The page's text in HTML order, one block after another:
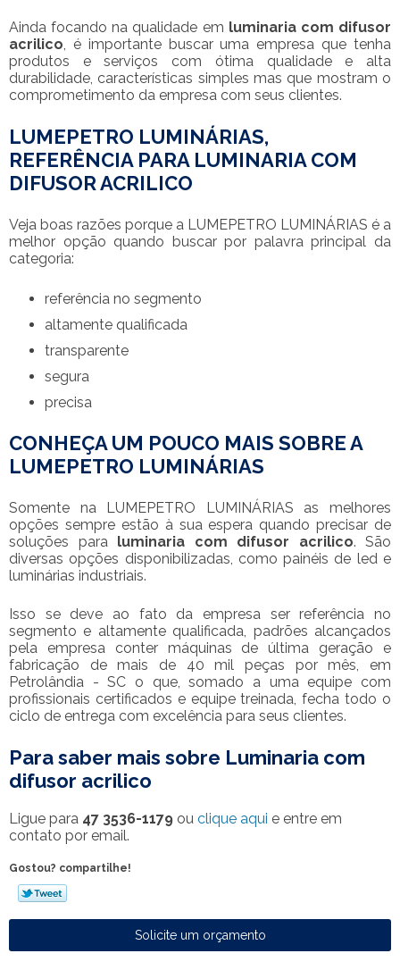
Ainda focando na qualidade em luminaria com difusor
acrilico, é importante buscar uma empresa que tenha
produtos e serviços com ótima qualidade e alta
durabilidade, características simples mas que mostram o
comprometimento da empresa com seus clientes.
LUMEPETRO LUMINÁRIAS,
REFERÊNCIA PARA LUMINARIA COM
DIFUSOR ACRILICO
Veja boas razões porque a LUMEPETRO LUMINÁRIAS é a
melhor opção quando buscar por palavra principal da
categoria:
referência no segmento
altamente qualificada
transparente
segura
precisa
CONHEÇA UM POUCO MAIS SOBRE A
LUMEPETRO LUMINÁRIAS
Somente na LUMEPETRO LUMINÁRIAS as melhores
opções sempre estão à sua espera quando precisar de
soluções para luminaria com difusor acrilico. São
diversas opções disponibilizadas, como painéis de led e
luminárias industriais.
Isso se deve ao fato da empresa ser referência no
segmento e altamente qualificada, padrões alcançados
pela empresa conter máquinas de última geração e
fabricação de mais de 40 mil peças por mês, em
Petrolândia - SC o que, somado a uma equipe com
profissionais certificados e equipe treinada, fecha todo o
ciclo de entrega com excelência para seus clientes.
Para saber mais sobre Luminaria com
difusor acrilico
Ligue para 47 3536-1179 ou clique aqui e entre em
contato por email.
Gostou? compartilhe!
Solicite um orçamento